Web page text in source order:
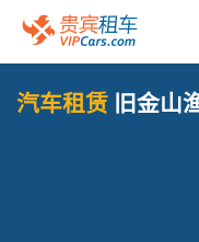
汽车租赁 旧金山